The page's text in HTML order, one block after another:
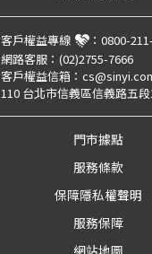
客戶權益專線 ： 0800-
網路客服： (02)2755-7666
客戶權益信箱：
110 台北市信義區信義路五
門市據點
服務條款
保障隱私權聲明
服務保障